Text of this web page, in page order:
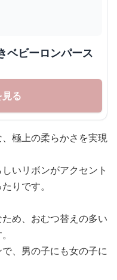
付きベビーロンパース
る
極上の柔らかさを実現
いリボンがアクセント
りです。
め、おむつ替えの多い
、男の子にも女の子に